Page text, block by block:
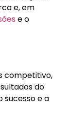
e, em
e o
competitivo,
do
sucesso e a